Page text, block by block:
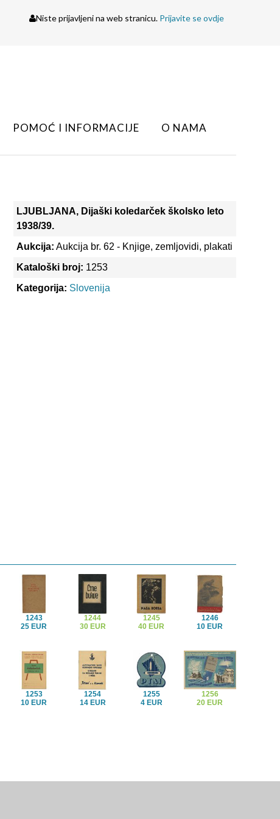
Niste prijavljeni na web stranicu. Prijavite se ovdje
POMOĆ I INFORMACIJE
O NAMA
LJUBLJANA, Dijaški koledarček školsko leto
1938/39.
Aukcija: Aukcija br. 62 - Knjige, zemljovidi, plakati
Kataloški broj: 1253
Kategorija: Slovenija
1243
25 EUR
1244
30 EUR
1245
40 EUR
1246
10 EUR
1253
10 EUR
1254
14 EUR
1255
4 EUR
1256
20 EUR